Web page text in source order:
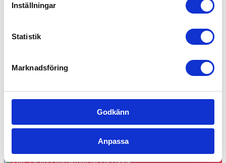
Inställningar
Statistik
Marknadsföring
Godkänn
Anpassa
Ja! Skicka min förfrågan.
Följ gärna 55Plus Landskrona på sociala medier!